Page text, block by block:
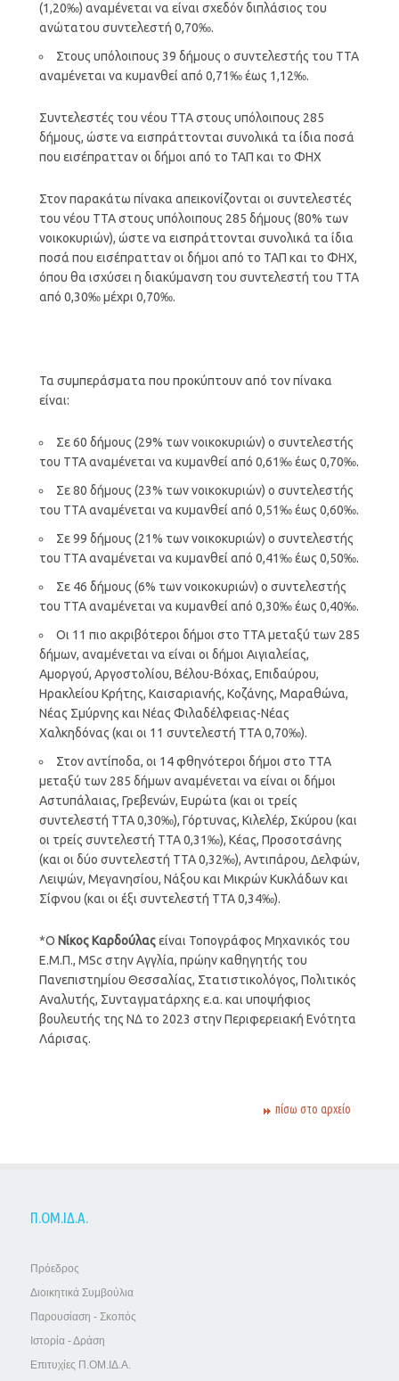
(1,20‰) αναμένεται να είναι σχεδόν διπλάσιος του
ανώτατου συντελεστή 0,70‰.
Στους υπόλοιπους 39 δήμους ο συντελεστής του ΤΤΑ
αναμένεται να κυμανθεί από 0,71‰ έως 1,12‰.
Συντελεστές του νέου ΤΤΑ στους υπόλοιπους 285
δήμους, ώστε να εισπράττονται συνολικά τα ίδια ποσά
που εισέπρατταν οι δήμοι από το ΤΑΠ και το ΦΗΧ
Στον παρακάτω πίνακα απεικονίζονται οι συντελεστές
του νέου ΤΤΑ στους υπόλοιπους 285 δήμους (80% των
νοικοκυριών), ώστε να εισπράττονται συνολικά τα ίδια
ποσά που εισέπρατταν οι δήμοι από το ΤΑΠ και το ΦΗΧ,
όπου θα ισχύσει η διακύμανση του συντελεστή του ΤΤΑ
από 0,30‰ μέχρι 0,70‰.
Τα συμπεράσματα που προκύπτουν από τον πίνακα
είναι:
Σε 60 δήμους (29% των νοικοκυριών) ο συντελεστής
του ΤΤΑ αναμένεται να κυμανθεί από 0,61‰ έως 0,70‰.
Σε 80 δήμους (23% των νοικοκυριών) ο συντελεστής
του ΤΤΑ αναμένεται να κυμανθεί από 0,51‰ έως 0,60‰.
Σε 99 δήμους (21% των νοικοκυριών) ο συντελεστής
του ΤΤΑ αναμένεται να κυμανθεί από 0,41‰ έως 0,50‰.
Σε 46 δήμους (6% των νοικοκυριών) ο συντελεστής
του ΤΤΑ αναμένεται να κυμανθεί από 0,30‰ έως 0,40‰.
Οι 11 πιο ακριβότεροι δήμοι στο ΤΤΑ μεταξύ των 285
δήμων, αναμένεται να είναι οι δήμοι Αιγιαλείας,
Αμοργού, Αργοστολίου, Βέλου-Βόχας, Επιδαύρου,
Ηρακλείου Κρήτης, Καισαριανής, Κοζάνης, Μαραθώνα,
Νέας Σμύρνης και Νέας Φιλαδέλφειας-Νέας
Χαλκηδόνας (και οι 11 συντελεστή ΤΤΑ 0,70‰).
Στον αντίποδα, οι 14 φθηνότεροι δήμοι στο ΤΤΑ
μεταξύ των 285 δήμων αναμένεται να είναι οι δήμοι
Αστυπάλαιας, Γρεβενών, Ευρώτα (και οι τρείς
συντελεστή ΤΤΑ 0,30‰), Γόρτυνας, Κιλελέρ, Σκύρου (και
οι τρείς συντελεστή ΤΤΑ 0,31‰), Κέας, Προσοτσάνης
(και οι δύο συντελεστή ΤΤΑ 0,32‰), Αντιπάρου, Δελφών,
Λειψών, Μεγανησίου, Νάξου και Μικρών Κυκλάδων και
Σίφνου (και οι έξι συντελεστή ΤΤΑ 0,34‰).
*Ο Νίκος Καρδούλαςείναι Τοπογράφος Μηχανικός του
Ε.Μ.Π., MSc στην Αγγλία, πρώην καθηγητής του
Πανεπιστημίου Θεσσαλίας, Στατιστικολόγος, Πολιτικός
Αναλυτής, Συνταγματάρχης ε.α. και υποψήφιος
βουλευτής της ΝΔ το 2023 στην Περιφερειακή Ενότητα
Λάρισας.
πίσω στο αρχείο
Π.ΟΜ.ΙΔ.Α.
Πρόεδρος
Διοικητικά Συμβούλια
Παρουσίαση - Σκοπός
Ιστορία - Δράση
Επιτυχίες Π.ΟΜ.ΙΔ.Α.